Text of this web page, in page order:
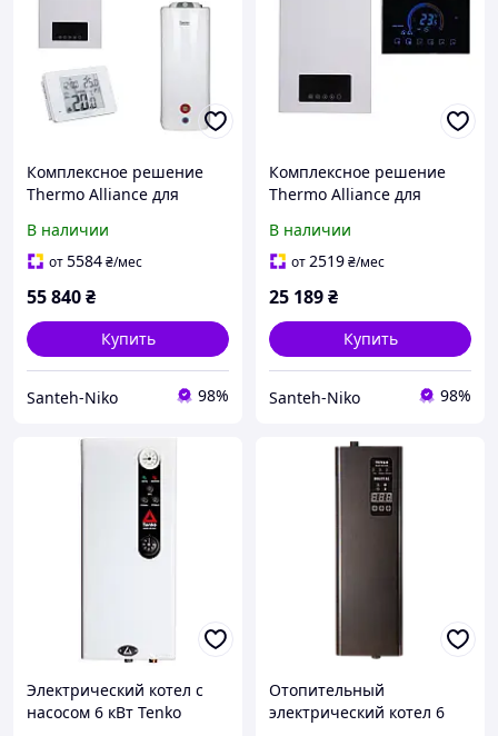
Комплексное решение
Thermo Alliance для
электрический котел 6
кВт + комплект
комбинированный
В наличии
от5584₴/мес
55 840₴
Купить
Santeh-Niko 98%
Комплексное решение
Thermo Alliance для
электрический котел 6
кВт + провинный
В наличии
от2519₴/мес
25 189₴
Купить
Santeh-Niko 98%
Электрический котел с
насосом 6 кВт Tenko
Отопительный
электрический котел 6